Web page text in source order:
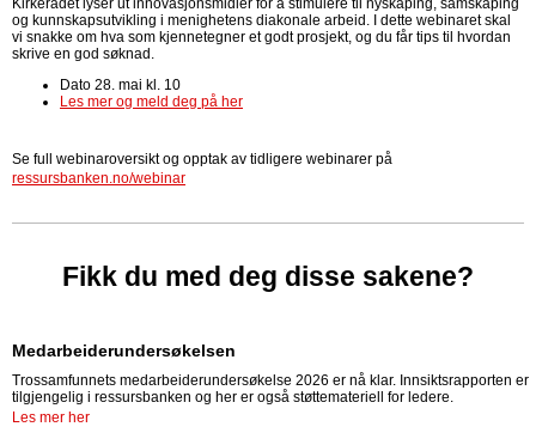
Kirkerådet lyser ut innovasjonsmidler for å stimulere til nyskaping, samskaping
og kunnskapsutvikling i menighetens diakonale arbeid. I dette webinaret skal
vi snakke om hva som kjennetegner et godt prosjekt, og du får tips til hvordan
skrive en god søknad.
Dato 28. mai kl. 10
Les mer og meld deg på her
Se full webinaroversikt og opptak av tidligere webinarer på
ressursbanken.no/webinar
Fikk du med deg disse sakene?
Medarbeiderundersøkelsen
Trossamfunnets medarbeiderundersøkelse 2026 er nå klar. Innsiktsrapporten er
tilgjengelig i ressursbanken og her er også støttemateriell for ledere.
Les mer her